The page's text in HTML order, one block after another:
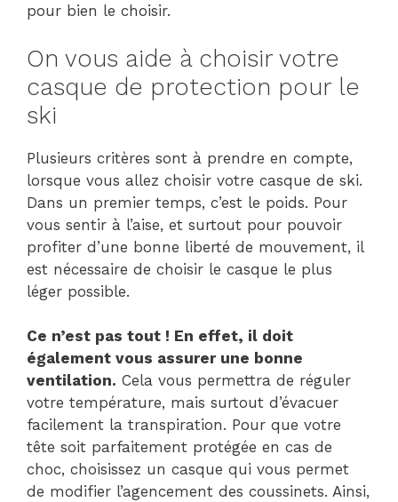
pour bien le choisir.
On vous aide à choisir votre
casque de protection pour le
ski
Plusieurs critères sont à prendre en compte,
lorsque vous allez choisir votre casque de ski.
Dans un premier temps, c’est le poids. Pour
vous sentir à l’aise, et surtout pour pouvoir
profiter d’une bonne liberté de mouvement, il
est nécessaire de choisir le casque le plus
léger possible.
Ce n’est pas tout ! En effet, il doit
également vous assurer une bonne
ventilation. Cela vous permettra de réguler
votre température, mais surtout d’évacuer
facilement la transpiration. Pour que votre
tête soit parfaitement protégée en cas de
choc, choisissez un casque qui vous permet
de modifier l’agencement des coussinets. Ainsi,